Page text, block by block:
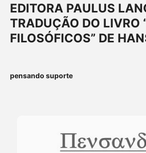
EDITORA PAULUS
TRADUÇÃO DO LIVRO
FILOSÓFICOS” DE
pensando suporte